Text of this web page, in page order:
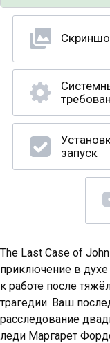
запуск
The Last Case of
приключение в
к работе после
трагедии. Ваш
расследование
леди Маргарет